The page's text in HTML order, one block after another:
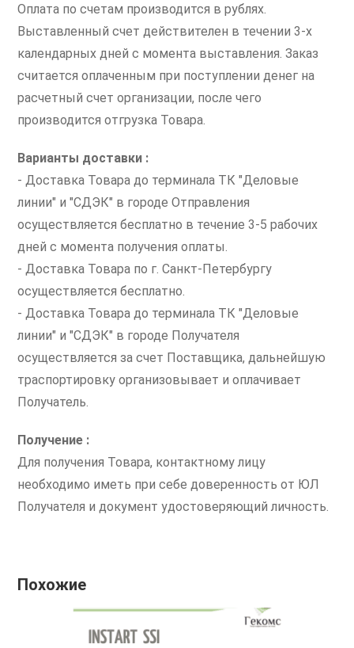
Оплата по счетам производится в рублях.
Выставленный счет действителен в течении 3-х
календарных дней с момента выставления. Заказ
считается оплаченным при поступлении денег на
расчетный счет организации, после чего
производится отгрузка Товара.
Варианты доставки :
- Доставка Товара до терминала ТК "Деловые
линии" и "СДЭК" в городе Отправления
осуществляется бесплатно в течение 3-5 рабочих
дней с момента получения оплаты.
- Доставка Товара по г. Санкт-Петербургу
осуществляется бесплатно.
- Доставка Товара до терминала ТК "Деловые
линии" и "СДЭК" в городе Получателя
осуществляется за счет Поставщика, дальнейшую
траспортировку организовывает и оплачивает
Получатель.
Получение :
Для получения Товара, контактному лицу
необходимо иметь при себе доверенность от ЮЛ
Получателя и документ удостоверяющий личность.
Похожие